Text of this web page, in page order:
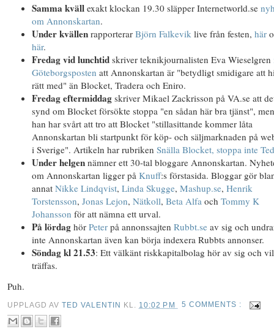
Samma kväll exakt klockan 19.30 släpper Internetworld.se
om Annonskartan.
Under kvällen rapporterar Björn Falkevik live från festen, här
här.
Fredag vid lunchtid skriver teknikjournalisten Eva Wieselgren
Göteborgsposten att Annonskartan är "betydligt smidigare att
rätt med" än Blocket, Tradera och Eniro.
Fredag eftermiddag skriver Mikael Zackrisson på VA.se att
synd om Blocket försökte stoppa "en sådan här bra tjänst",
han har svårt att tro att Blocket "stillasittande kommer låta
Annonskartan bli startpunkt för köp- och säljmarknaden på
i Sverige". Artikeln har rubriken Snälla Blocket, stoppa inte Ted
Under helgen nämner ett 30-tal bloggare Annonskartan.
om Annonskartan ligger på Knuff:s förstasida. Bloggar gör
annat Nikke Lindqvist, Linda Skugge, Mashup.se, Henrik
Torstensson, Jonas Lejon, Nätkoll, Beta Alfa och Tommy K
Johansson för att nämna ett urval.
På lördag hör Peter på annonssajten Rubbt.se av sig och
inte Annonskartan även kan börja indexera Rubbts annonser.
Söndag kl 21.53: Ett välkänt riskkapitalbolag hör av sig och
träffas.
Puh.
UPPLAGD AVTED VALENTIN KL. 10:02 PM 5 COMMENTS :